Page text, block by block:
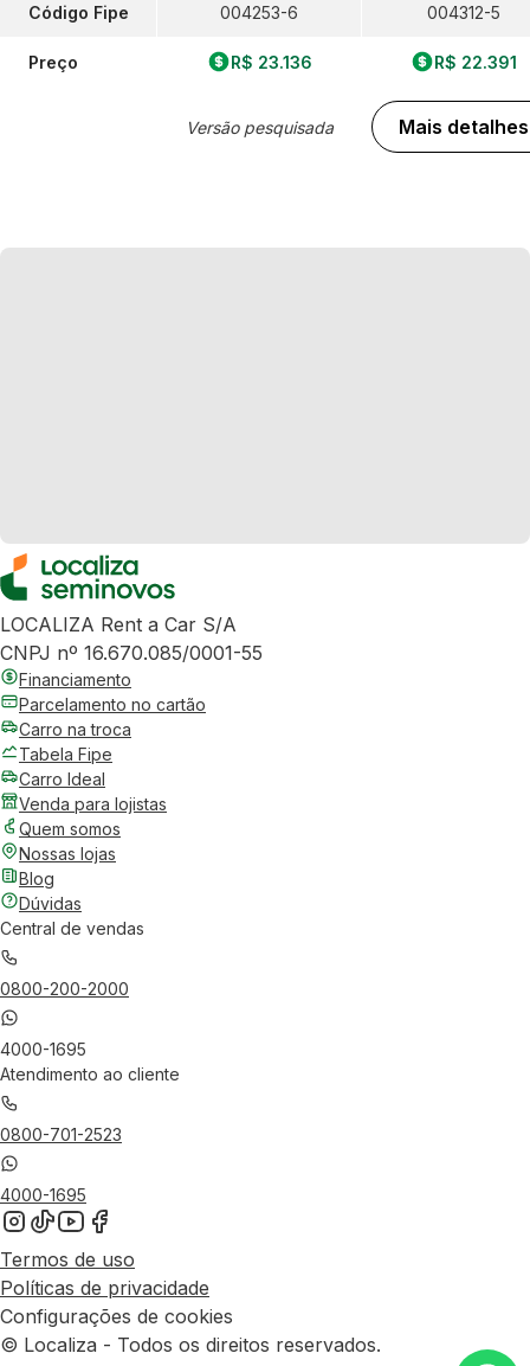
Código Fipe
Preço
004253-6
R$ 23.136
Versão pesquisada
004312-5
R$ 22.391
Mais detalhes
LOCALIZA Rent a Car S/A
CNPJ nº 16.670.085/0001-55
Financiamento
Parcelamento no cartão
Carro na troca
Tabela Fipe
Carro Ideal
Venda para lojistas
Quem somos
Nossas lojas
Blog
Dúvidas
Central de vendas
0800-200-2000
4000-1695
Atendimento ao cliente
0800-701-2523
4000-1695
Termos de uso
Políticas de privacidade
Configurações de cookies
© Localiza - Todos os direitos reservados.